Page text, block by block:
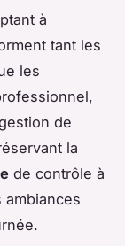
à
tant les
les
de
la
de contrôle à